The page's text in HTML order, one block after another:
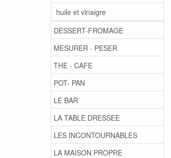
huile et vinaigre
DESSERT-FROMAGE
MESURER - PESER
THE - CAFE
POT- PAN
LE BAR
LA TABLE DRESSEE
LES INCONTOURNABLES
LA MAISON PROPRE